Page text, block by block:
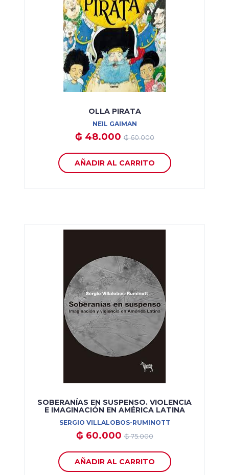
OLLA PIRATA
NEIL GAIMAN
₲ 48.000₲ 60.000
AÑADIR AL CARRITO
SOBERANÍAS EN SUSPENSO. VIOLENCIA
E IMAGINACIÓN EN AMÉRICA LATINA
SERGIO VILLALOBOS-RUMINOTT
₲ 60.000₲ 75.000
AÑADIR AL CARRITO